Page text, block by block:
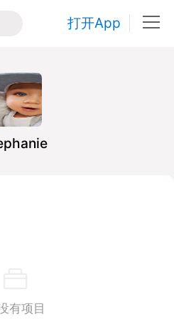
打开App
有项目